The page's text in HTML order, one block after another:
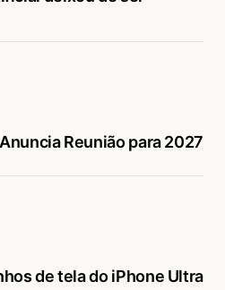
Reunião para 2027
de tela do iPhone Ultra